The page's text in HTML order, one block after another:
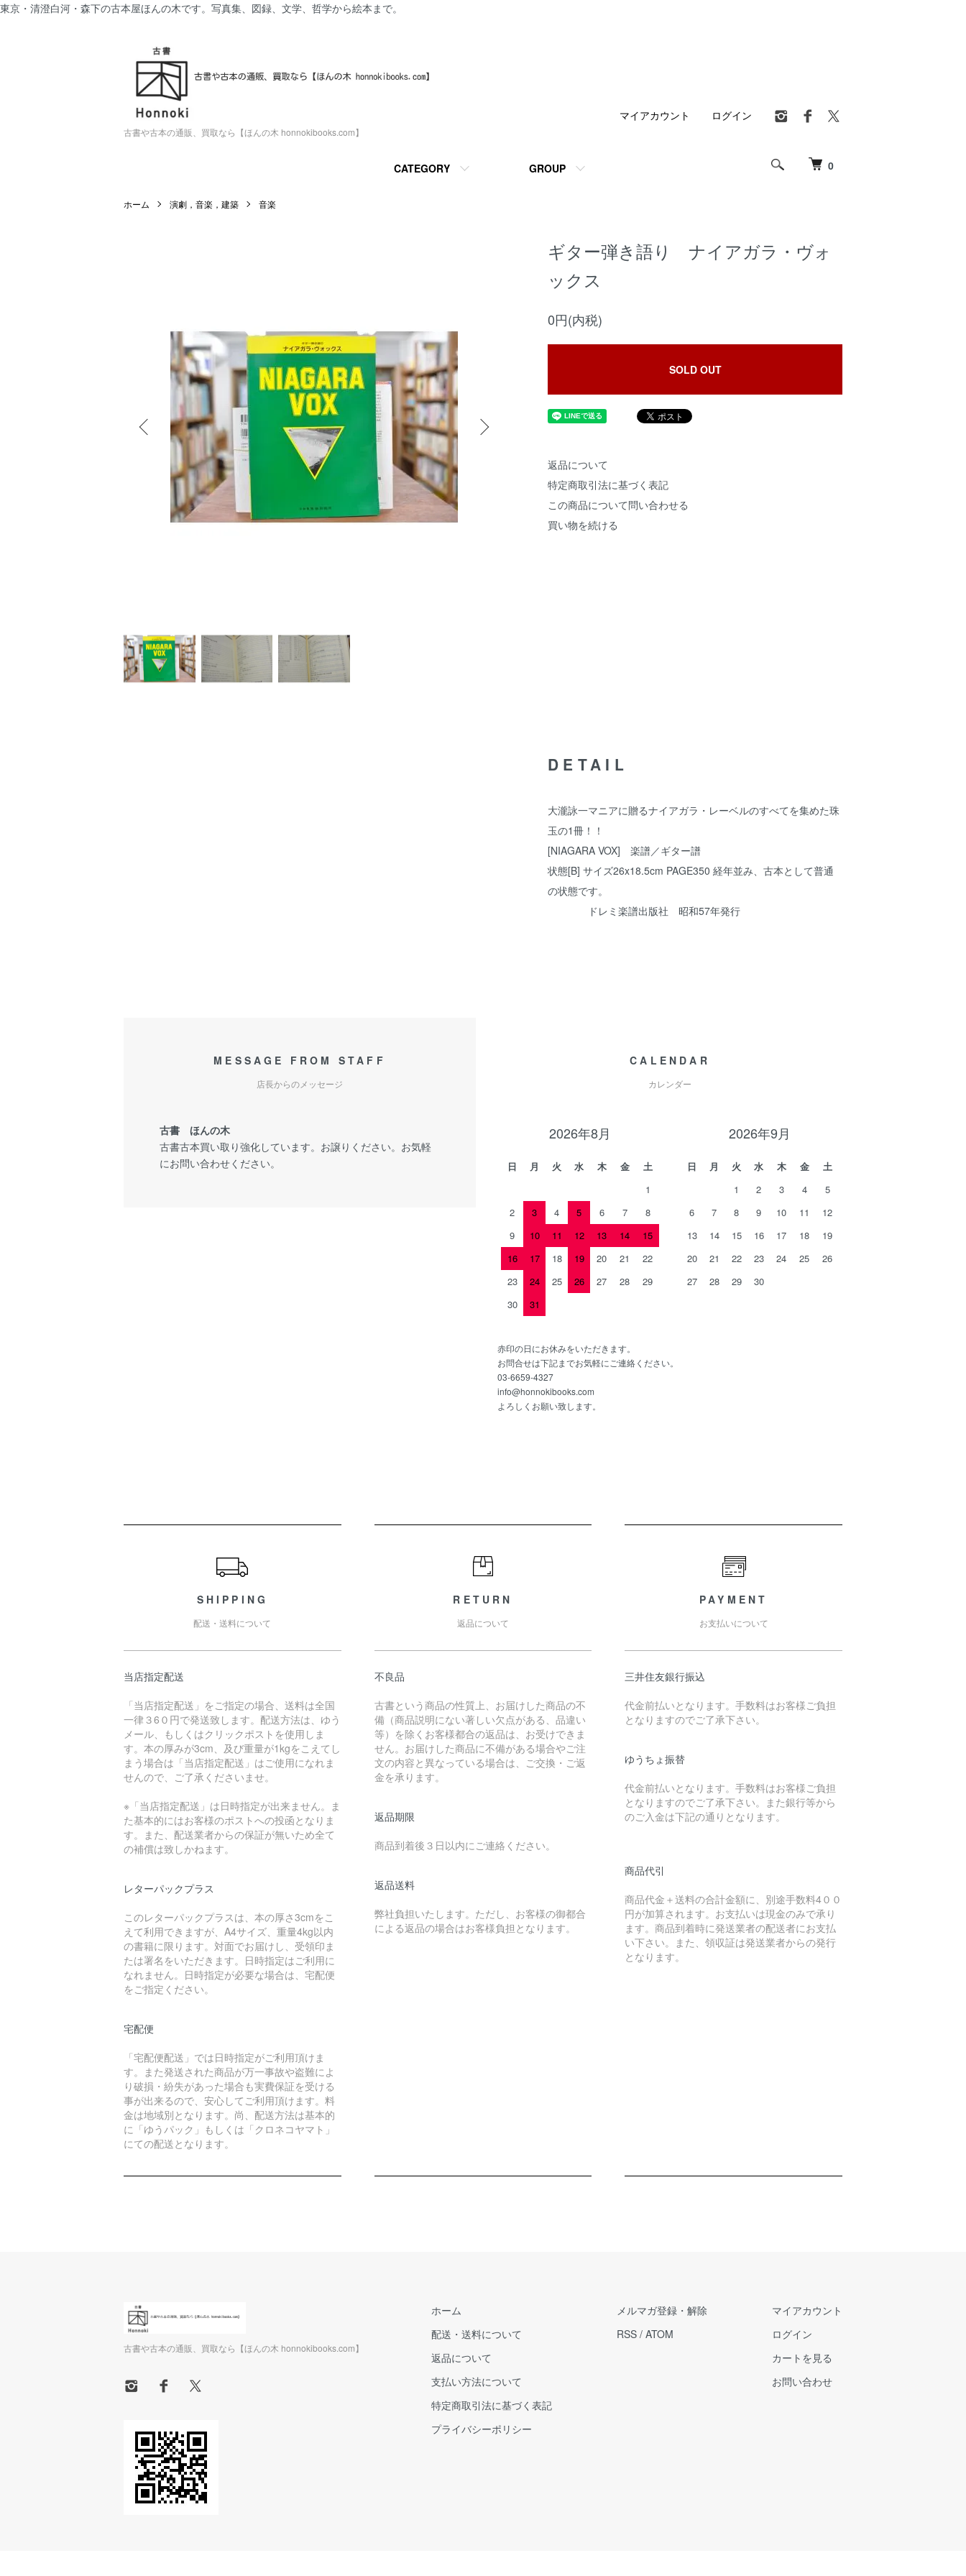
東京・清澄白河・森下の古本屋ほんの木です。写真集、図録、文学、哲学から絵本まで。
古書や古本の通販、買取なら【ほんの木 honnokibooks.com】
0
CATEGORY GROUP
マイアカウント ログイン
ホーム 演劇，音楽，建築 音楽
ギター弾き語り ナイアガラ・ヴォ
ックス
0円(内税)
SOLD OUT
返品について
特定商取引法に基づく表記
この商品について問い合わせる
買い物を続ける
DETAIL
大瀧詠一マニアに贈るナイアガラ・レーベルのすべてを集めた珠
玉の1冊！！
[NIAGARA VOX] 楽譜／ギター譜
状態[B] サイズ26x18.5cm PAGE350 経年並み、古本として普通
の状態です。
ドレミ楽譜出版社 昭和57年発行
MESSAGE FROM STAFF
店長からのメッセージ
古書 ほんの木
古書古本買い取り強化しています。お譲りください。お気軽
にお問い合わせください。
CALENDAR
カレンダー
2026年8月
日 月 火 水 木 金
土
1
2
3 4 5 6 7
8
9
10 11 12 13 14
15
16
17 18 19 20 21
22
23
24 25 26 27 28
29
30
31
2026年9月
日 月 火 水 木 金
土
1
2 3 4
5
6
7 8 9 10 11
12
13
14 15 16 17 18
19
20
21 22 23 24 25
26
27
28 29 30
赤印の日にお休みをいただきます。
お問合せは下記までお気軽にご連絡ください。
03-6659-4327
info@honnokibooks.com
よろしくお願い致します。
SHIPPING
配送・送料について
当店指定配送
「当店指定配送」をご指定の場合、送料は全国
一律３6０円で発送致します。配送方法は、ゆう
メール、もしくはクリックポストを使用しま
す。本の厚みが3cm、及び重量が1kgをこえてし
まう場合は「当店指定配送」はご使用になれま
せんので、ご了承くださいませ。
※「当店指定配送」は日時指定が出来ません。ま
た基本的にはお客様のポストへの投函となりま
す。また、配送業者からの保証が無いため全て
の補償は致しかねます。
レターパックプラス
このレターパックプラスは、本の厚さ3cmをこ
えて利用できますが、A4サイズ、重量4kg以内
の書籍に限ります。対面でお届けし、受領印ま
たは署名をいただきます。日時指定はご利用に
なれません。日時指定が必要な場合は、宅配便
をご指定ください。
宅配便
「宅配便配送」では日時指定がご利用頂けま
す。また発送された商品が万一事故や盗難によ
り破損・紛失があった場合も実費保証を受ける
事が出来るので、安心してご利用頂けます。料
金は地域別となります。尚、配送方法は基本的
に「ゆうパック」もしくは「クロネコヤマト」
にての配送となります。
RETURN
返品について
不良品
古書という商品の性質上、お届けした商品の不
備（商品説明にない著しい欠点がある、品違い
等）を除くお客様都合の返品は、お受けできま
せん。お届けした商品に不備がある場合やご注
文の内容と異なっている場合は、ご交換・ご返
金を承ります。
返品期限
商品到着後３日以内にご連絡ください。
返品送料
弊社負担いたします。ただし、お客様の御都合
による返品の場合はお客様負担となります。
PAYMENT
お支払いについて
三井住友銀行振込
代金前払いとなります。手数料はお客様ご負担
となりますのでご了承下さい。
ゆうちょ振替
代金前払いとなります。手数料はお客様ご負担
となりますのでご了承下さい。また銀行等から
のご入金は下記の通りとなります。
商品代引
商品代金＋送料の合計金額に、別途手数料4００
円が加算されます。お支払いは現金のみで承り
ます。商品到着時に発送業者の配送者にお支払
い下さい。また、領収証は発送業者からの発行
となります。
古書や古本の通販、買取なら【ほんの木 honnokibooks.com】
ホーム
配送・送料について
返品について
支払い方法について
特定商取引法に基づく表記
プライバシーポリシー
メルマガ登録・解除
RSS / ATOM
マイアカウント
ログイン
カートを見る
お問い合わせ